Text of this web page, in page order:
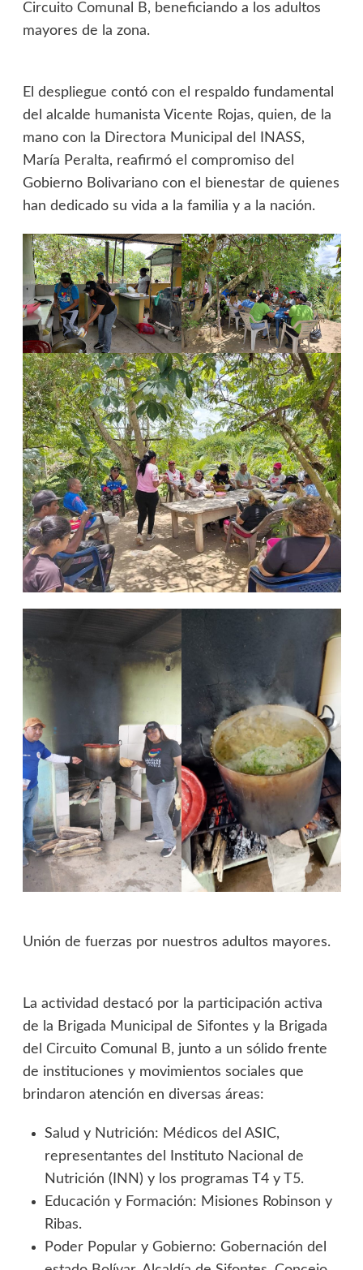
Circuito Comunal B, beneficiando a los adultos
mayores de la zona.
El despliegue contó con el respaldo fundamental
del alcalde humanista Vicente Rojas, quien, de la
mano con la Directora Municipal del INASS,
María Peralta, reafirmó el compromiso del
Gobierno Bolivariano con el bienestar de quienes
han dedicado su vida a la familia y a la nación.
Unión de fuerzas por nuestros adultos mayores.
La actividad destacó por la participación activa
de la Brigada Municipal de Sifontes y la Brigada
del Circuito Comunal B, junto a un sólido frente
de instituciones y movimientos sociales que
brindaron atención en diversas áreas:
Salud y Nutrición: Médicos del ASIC,
representantes del Instituto Nacional de
Nutrición (INN) y los programas T4 y T5.
Educación y Formación: Misiones Robinson y
Ribas.
Poder Popular y Gobierno: Gobernación del